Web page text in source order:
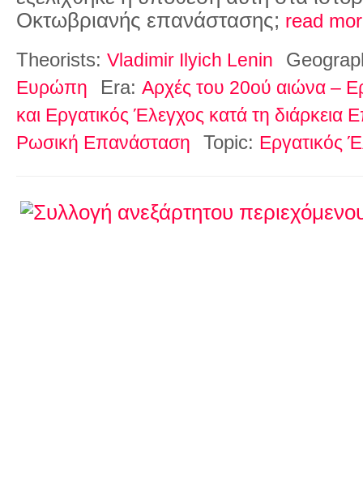
Οκτωβριανής επανάστασης; read
Theorists: Vladimir Ilyich Lenin
Ευρώπη Era: Αρχές του 20ού αιώνα –
και Εργατικός Έλεγχος κατά τη
Ρωσική Επανάσταση
Topic: Εργατικός